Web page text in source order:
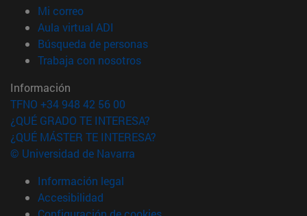
Mi correo(abre en nueva ventana)
Aula virtual ADI
Búsqueda de personas(abre en nueva ventana)
Trabaja con nosotros(abre en nueva ventana)
Información
TFNO +34 948 42 56 00
¿QUÉ GRADO TE INTERESA?
¿QUÉ MÁSTER TE INTERESA?
© Universidad de Navarra
Información legal
Accesibilidad